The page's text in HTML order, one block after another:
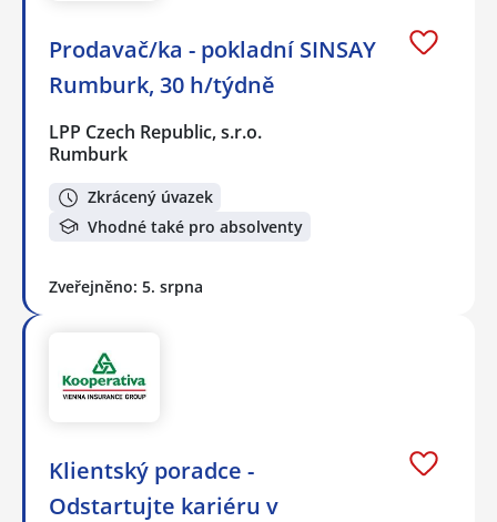
Prodavač/ka - pokladní SINSAY
Rumburk, 30 h/týdně
LPP Czech Republic, s.r.o.
Rumburk
Zkrácený úvazek
Vhodné také pro absolventy
Zveřejněno: 5. srpna
Klientský poradce -
Odstartujte kariéru v